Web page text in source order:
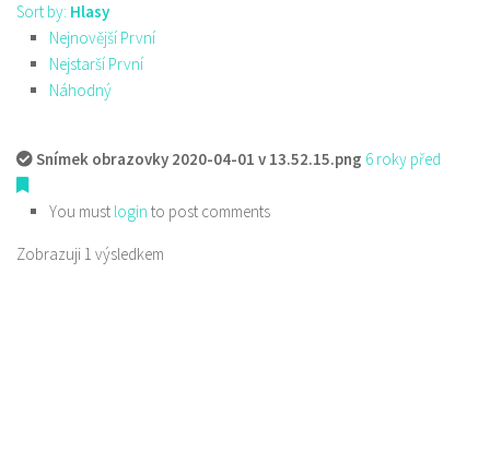
Sort by: Hlasy
Nejnovější První
Nejstarší První
Náhodný
Snímek obrazovky 2020-04-01 v 13.52.15.png 6 roky před
You must login to post comments
Zobrazuji 1 výsledkem